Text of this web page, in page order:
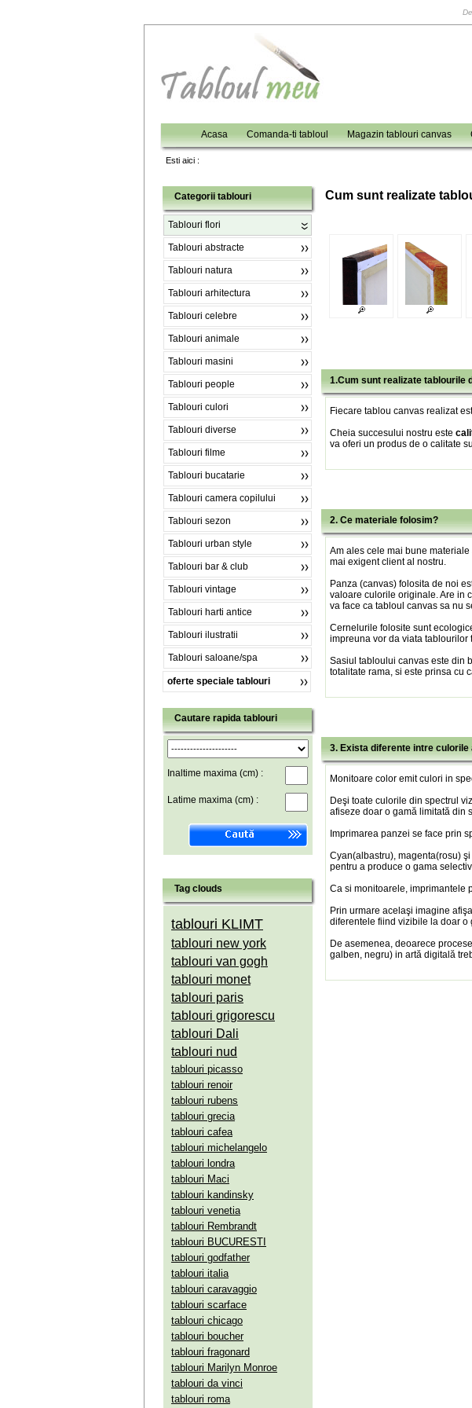
Acasa Comanda-ti tabloul Magazin tablouri canvas
Esti aici :
Categorii tablouri
Tablouri flori
Tablouri abstracte
Tablouri natura
Tablouri arhitectura
Tablouri celebre
Tablouri animale
Tablouri masini
Tablouri people
Tablouri culori
Tablouri diverse
Tablouri filme
Tablouri bucatarie
Tablouri camera copilului
Tablouri sezon
Tablouri urban style
Tablouri bar & club
Tablouri vintage
Tablouri harti antice
Tablouri ilustratii
Tablouri saloane/spa
oferte speciale tablouri
Cautare rapida tablouri
Inaltime maxima (cm) :
Latime maxima (cm) :
Tag clouds
tablouri KLIMT
tablouri new york
tablouri van gogh
tablouri monet
tablouri paris
tablouri grigorescu
tablouri Dali
tablouri nud
tablouri picasso
tablouri renoir
tablouri rubens
tablouri grecia
tablouri cafea
tablouri michelangelo
tablouri londra
tablouri Maci
tablouri kandinsky
tablouri venetia
tablouri Rembrandt
tablouri BUCURESTI
tablouri godfather
tablouri italia
tablouri caravaggio
tablouri scarface
tablouri chicago
tablouri boucher
tablouri fragonard
tablouri Marilyn Monroe
tablouri da vinci
tablouri roma
Cum sunt realizate
1.Cum sunt realizate tablourile
Fiecare tablou canvas realizat
Cheia succesului nostru este
va oferi un produs de o calitate
2. Ce materiale folosim?
Am ales cele mai bune
mai exigent client al nostru.
Panza (canvas) folosita de noi
valoare culorile originale. Are in
va face ca tabloul canvas sa nu
Cernelurile folosite sunt
impreuna vor da viata
Sasiul tabloului canvas este din
totalitate rama, si este prinsa cu
3. Exista diferente intre
Monitoare color emit culori in
Deşi toate culorile din spectrul
afiseze doar o gamă limitată din
Imprimarea panzei se face prin
Cyan(albastru), magenta(rosu)
pentru a produce o gama
Ca si monitoarele, imprimantele
Prin urmare acelaşi imagine
diferentele fiind vizibile la doar o
De asemenea, deoarece
galben, negru) in artă digitală